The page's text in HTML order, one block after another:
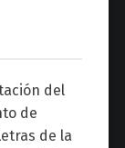
del
de
de la